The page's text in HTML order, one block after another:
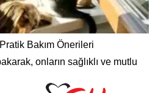
Bakım Önerileri
onların sağlıklı ve mutlu